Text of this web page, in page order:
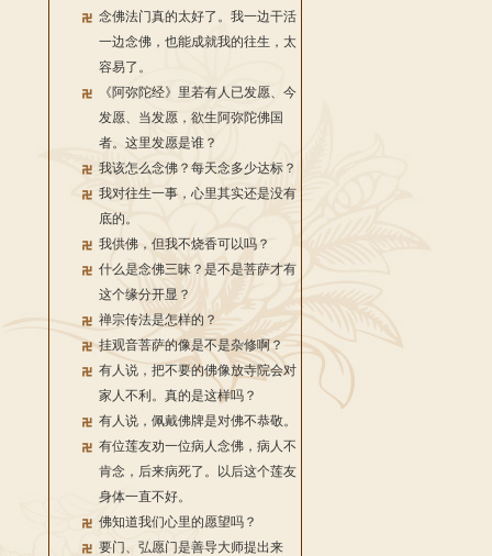
念佛法门真的太好了。我一边干活
一边念佛，也能成就我的往生，太
容易了。
《阿弥陀经》里若有人已发愿、今
发愿、当发愿，欲生阿弥陀佛国
者。这里发愿是谁？
我该怎么念佛？每天念多少达标？
我对往生一事，心里其实还是没有
底的。
我供佛，但我不烧香可以吗？
什么是念佛三昧？是不是菩萨才有
这个缘分开显？
禅宗传法是怎样的？
挂观音菩萨的像是不是杂修啊？
有人说，把不要的佛像放寺院会对
家人不利。真的是这样吗？
有人说，佩戴佛牌是对佛不恭敬。
有位莲友劝一位病人念佛，病人不
肯念，后来病死了。以后这个莲友
身体一直不好。
佛知道我们心里的愿望吗？
要门、弘愿门是善导大师提出来